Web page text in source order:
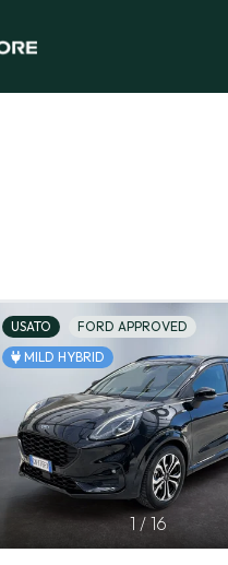
1 / 16
USATO
FORD APPROVED
MILD HYBRID